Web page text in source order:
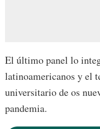
El último panel lo
latinoamericanos y el
universitario de os
pandemia.